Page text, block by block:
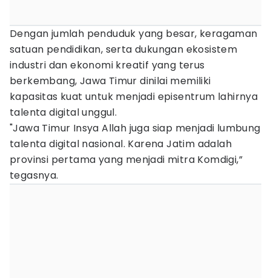
Dengan jumlah penduduk yang besar, keragaman
satuan pendidikan, serta dukungan ekosistem
industri dan ekonomi kreatif yang terus
berkembang, Jawa Timur dinilai memiliki
kapasitas kuat untuk menjadi episentrum lahirnya
talenta digital unggul.
"Jawa Timur Insya Allah juga siap menjadi lumbung
talenta digital nasional. Karena Jatim adalah
provinsi pertama yang menjadi mitra Komdigi,”
tegasnya.